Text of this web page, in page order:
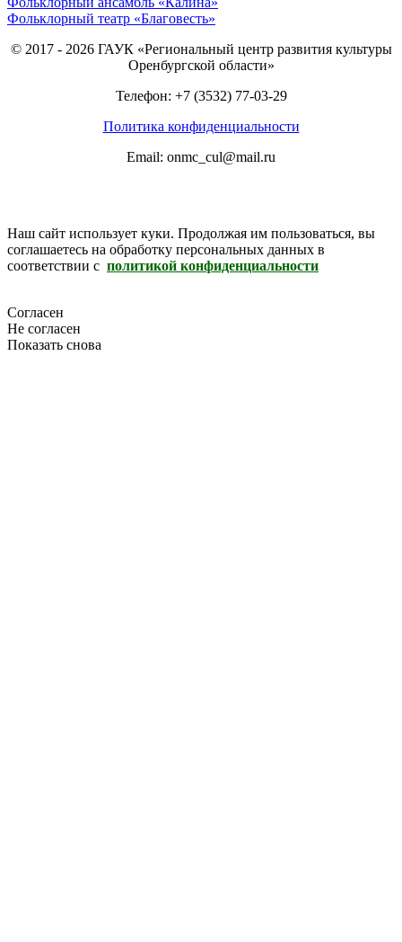
Фольклорный театр «Благовесть»
© 2017 - 2026 ГАУК «Региональный центр развития культуры
Оренбургской области»
Телефон: +7 (3532) 77-03-29
Политика конфиденциальности
Email: onmc_cul@mail.ru
Наш сайт использует куки. Продолжая им пользоваться, вы
соглашаетесь на обработку персональных данных в
соответствии с политикой конфиденциальности
Согласен
Не согласен
Показать снова